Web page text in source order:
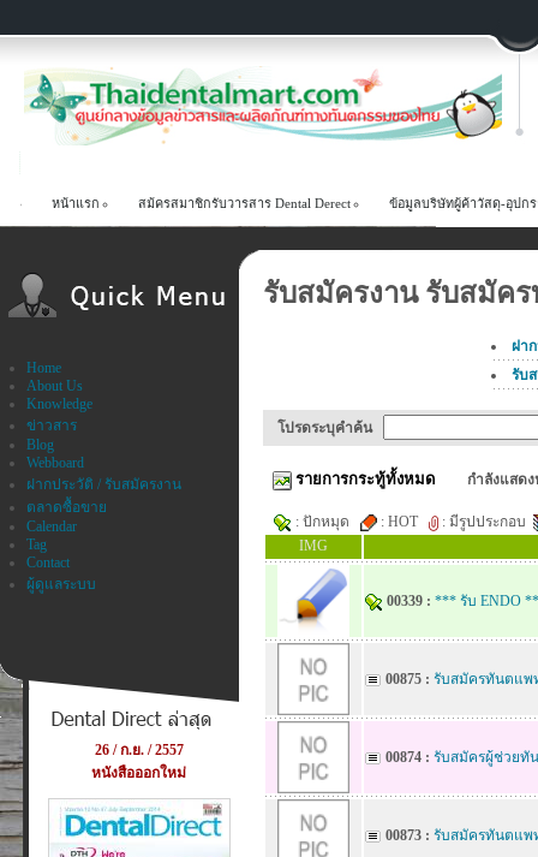
หน้าแรก สม้ครสมาชิกรับวารสาร Dental Derect ข้อมูลบริษัทผู้ค้าวัสดุ-อุปก
Home
About Us
Knowledge
ข่าวสาร
Blog
Webboard
ฝากประวัติ / รับสมัครงาน
ตลาดซื้อขาย
Calendar
Tag
Contact
ผู้ดูแลระบบ
รับสมัครงาน รับสมัค
ฝา
รับ
โปรดระบุคำค้น
รายการกระทู้ทั้งหมด กำลังแสด
: ปักหมุด : HOT
: มีรูปประกอบ
IMG
00339 : *** รับ ENDO
00875 : รับสมัครทันตแพ
00874 : รับสมัครผู้ช่วยทั
00873 : รับสมัครทันตแพ